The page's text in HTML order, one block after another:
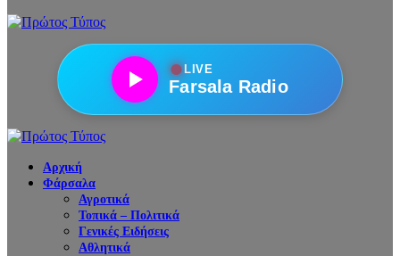
●LIVE
Farsala Radio
Αρχική
Φάρσαλα
Αγροτικά
Τοπικά – Πολιτικά
Γενικές Ειδήσεις
Αθλητικά